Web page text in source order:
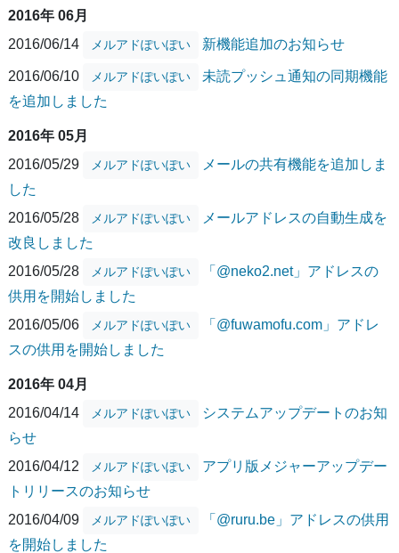
2016年 06月
2016/06/14
メルアドぽいぽい 新機能追加のお知らせ
2016/06/10 メルアドぽいぽい
未読プッシュ通知の同期機能
を追加しました
2016年 05月
2016/05/29
メルアドぽいぽい
メールの共有機能を追加しま
した
2016/05/28
メルアドぽいぽい
メールアドレスの自動生成を
改良しました
2016/05/28
メルアドぽいぽい
「@neko2.net」アドレスの
供用を開始しました
2016/05/06
メルアドぽいぽい
「@fuwamofu.com」アドレ
スの供用を開始しました
2016年 04月
2016/04/14
メルアドぽいぽい
システムアップデートのお知
らせ
2016/04/12
メルアドぽいぽい
アプリ版メジャーアップデー
トリリースのお知らせ
2016/04/09
メルアドぽいぽい
「@ruru.be」アドレスの供用
を開始しました